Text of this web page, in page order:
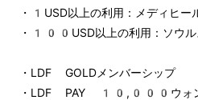
・1USD以上の利用：メディヒ
・100USD以上の利用：ソウル
・LDF GOLDメンバーシップ
・LDF PAY 10,000ウォ